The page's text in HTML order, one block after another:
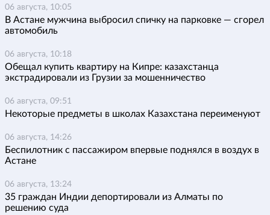
06 августа, 10:05
В Астане мужчина выбросил спичку на парковке — сгорел
автомобиль
06 августа, 10:18
Обещал купить квартиру на Кипре: казахстанца
экстрадировали из Грузии за мошенничество
06 августа, 09:51
Некоторые предметы в школах Казахстана переименуют
06 августа, 14:26
Беспилотник с пассажиром впервые поднялся в воздух в
Астане
06 августа, 13:24
35 граждан Индии депортировали из Алматы по
решению суда